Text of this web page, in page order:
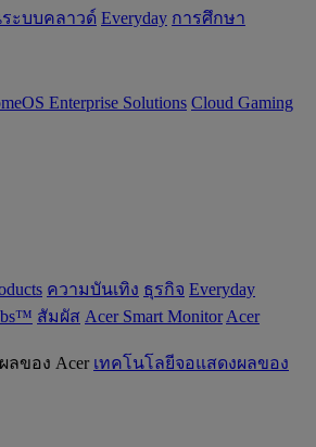
ระบบคลาวด์ Everyday การศึกษา
Enterprise Solutions Cloud Gaming
ความบันเทิง ธุรกิจ Everyday
สัมผัส Acer Smart Monitor Acer
เทคโนโลยีจอแสดงผลของ